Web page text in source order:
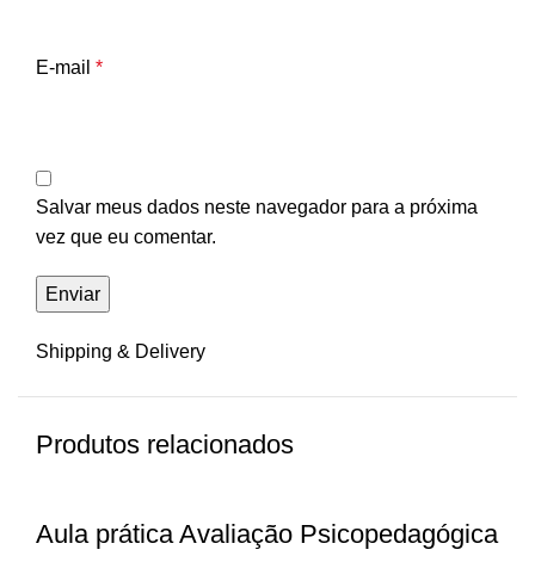
E-mail *
Salvar meus dados neste navegador para a próxima
vez que eu comentar.
Shipping & Delivery
Produtos relacionados
Aula prática Avaliação Psicopedagógica